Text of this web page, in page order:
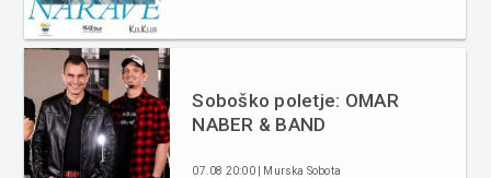
Soboško poletje: OMAR
NABER & BAND
07.08 20:00 | Murska Sobota